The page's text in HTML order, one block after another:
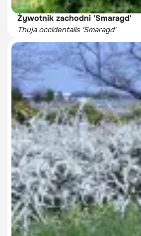
Żywotnik zachodni 'Smaragd'
Thuja occidentalis 'Smaragd'